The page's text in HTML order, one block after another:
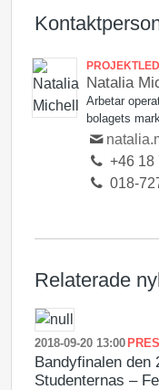
Natalia
Arbetar
bolagets
+46 18
018-
Relaterade
2018-09-20 13:00
Bandyfinalen den
Studenternas –